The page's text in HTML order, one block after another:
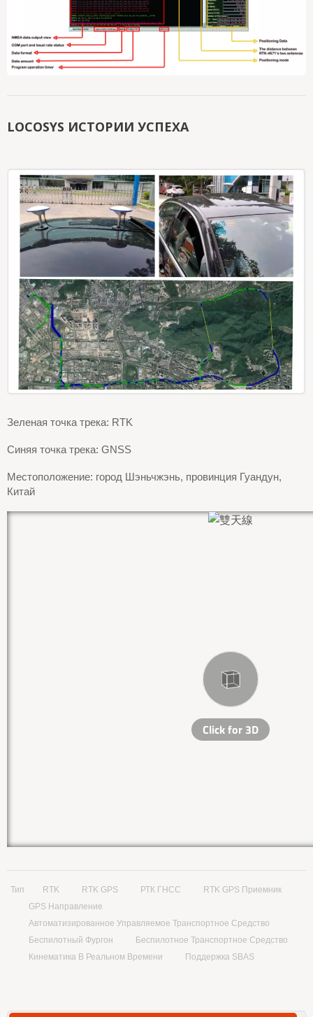
LOCOSYS ИСТОРИИ УСПЕХА
Зеленая точка трека: RTK
Синяя точка трека: GNSS
Местоположение: город Шэньчжэнь, провинция Гуандун,
Китай
Тип RTK RTK GPS РТК ГНСС
RTK GPS Приемник
GPS Направление
Автоматизированное Управляемое Транспортное Средство
Беспилотный Фургон
Беспилотное Транспортное Средство
Кинематика В Реальном Времени
Поддержка SBAS